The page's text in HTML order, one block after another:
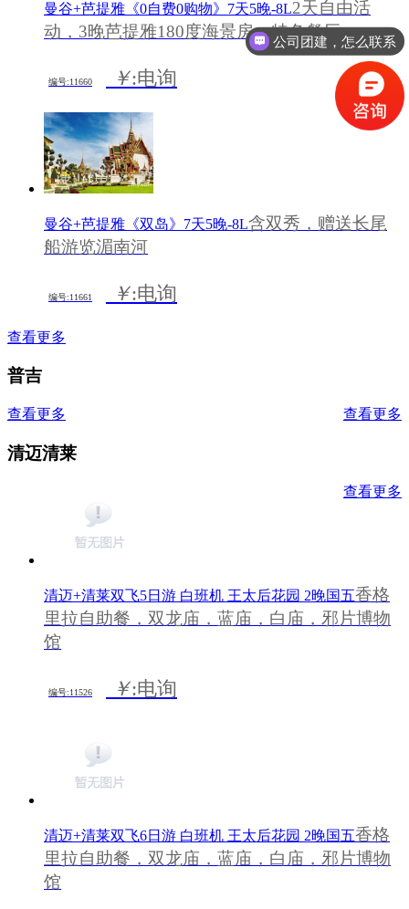
曼谷+芭提雅《0自费0购物》7天5晚-8L2天自由活
动，3晚芭提雅180度海景房、特色餐厅
编号:11660 ￥:电询
曼谷+芭提雅《双岛》7天5晚-8L含双秀，赠送长尾
船游览湄南河
编号:11661 ￥:电询
查看更多
普吉
查看更多
查看更多
清迈清莱
查看更多
清迈+清莱双飞5日游 白班机 王太后花园 2晚国五香格
里拉自助餐，双龙庙，蓝庙，白庙，邪片博物
馆
编号:11526 ￥:电询
清迈+清莱双飞6日游 白班机 王太后花园 2晚国五香格
里拉自助餐，双龙庙，蓝庙，白庙，邪片博物
馆
公司团建，怎么联系